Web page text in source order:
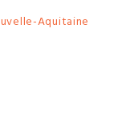
Aquitaine